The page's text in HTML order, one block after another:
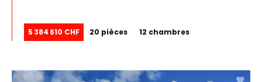
5 384 610 CHF 20 pièces 12 chambres